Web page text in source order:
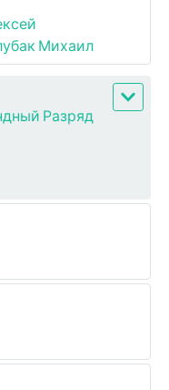
Михаил
Разряд